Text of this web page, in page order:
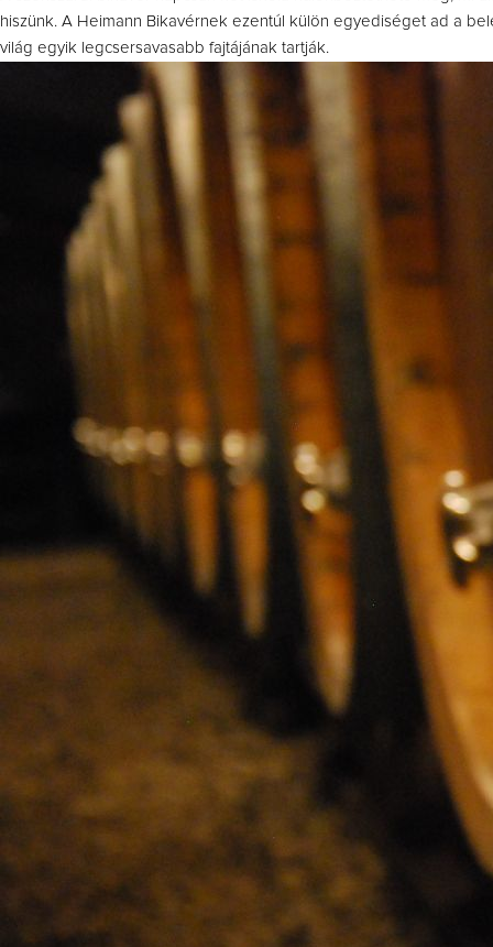
hiszünk. A Heimann Bikavérnek ezentúl külön egyediséget ad a
világ egyik legcsersavasabb fajtájának tartják.